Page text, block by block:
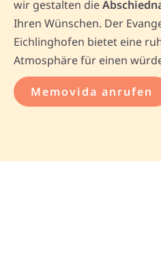
wir gestalten die
Ihren Wünschen. Der
Eichlinghofen bietet eine
Atmosphäre für einen
Memovida anrufen